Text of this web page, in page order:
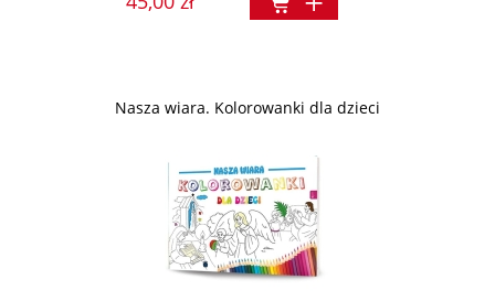
Nasza wiara. Kolorowanki dla dzieci